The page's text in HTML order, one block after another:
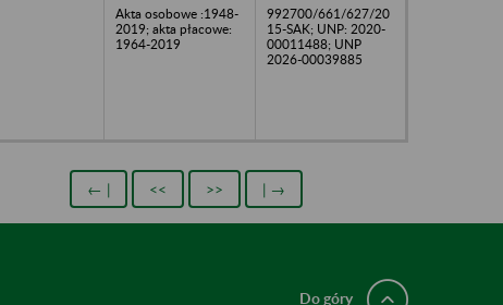
Akta osobowe :1948-
2019; akta płacowe:
1964-2019
992700/661/627/20
15-SAK; UNP: 2020-
00011488; UNP
2026-00039885
← | << >> | →
Do góry